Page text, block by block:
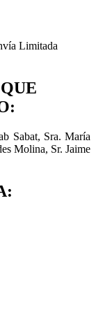
Limitada
Sabat, Sra. María
Molina, Sr. Jaime